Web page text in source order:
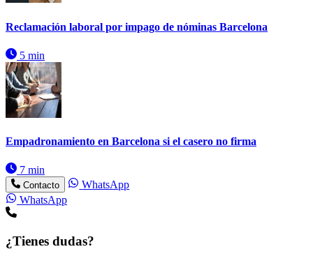
Reclamación laboral por impago de nóminas Barcelona
5 min
Empadronamiento en Barcelona si el casero no firma
7 min
Contacto
WhatsApp
WhatsApp
¿Tienes dudas?